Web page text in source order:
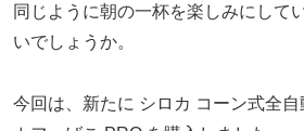
同じように朝の一杯を楽しみにして
いでしょうか。
今回は、新たに シロカ コーン式全